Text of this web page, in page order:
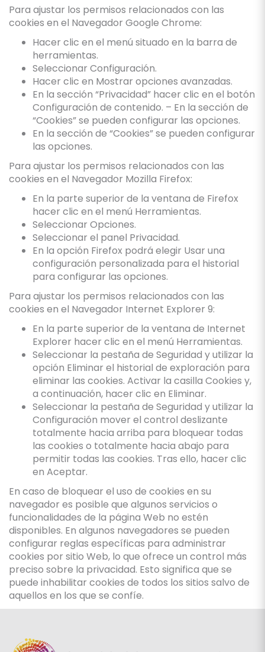
Para ajustar los permisos relacionados con las
cookies en el Navegador Google Chrome:
Hacer clic en el menú situado en la barra de
herramientas.
Seleccionar Configuración.
Hacer clic en Mostrar opciones avanzadas.
En la sección “Privacidad” hacer clic en el botón
Configuración de contenido. – En la sección de
“Cookies” se pueden configurar las opciones.
En la sección de “Cookies” se pueden configurar
las opciones.
Para ajustar los permisos relacionados con las
cookies en el Navegador Mozilla Firefox:
En la parte superior de la ventana de Firefox
hacer clic en el menú Herramientas.
Seleccionar Opciones.
Seleccionar el panel Privacidad.
En la opción Firefox podrá elegir Usar una
configuración personalizada para el historial
para configurar las opciones.
Para ajustar los permisos relacionados con las
cookies en el Navegador Internet Explorer 9:
En la parte superior de la ventana de Internet
Explorer hacer clic en el menú Herramientas.
Seleccionar la pestaña de Seguridad y utilizar la
opción Eliminar el historial de exploración para
eliminar las cookies. Activar la casilla Cookies y,
a continuación, hacer clic en Eliminar.
Seleccionar la pestaña de Seguridad y utilizar la
Configuración mover el control deslizante
totalmente hacia arriba para bloquear todas
las cookies o totalmente hacia abajo para
permitir todas las cookies. Tras ello, hacer clic
en Aceptar.
En caso de bloquear el uso de cookies en su
navegador es posible que algunos servicios o
funcionalidades de la página Web no estén
disponibles. En algunos navegadores se pueden
configurar reglas específicas para administrar
cookies por sitio Web, lo que ofrece un control más
preciso sobre la privacidad. Esto significa que se
puede inhabilitar cookies de todos los sitios salvo de
aquellos en los que se confíe.